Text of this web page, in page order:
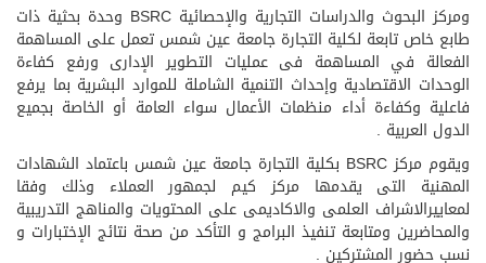
ومركز البحوث والدراسات التجارية والإحصائية BSRC وحدة بحثية ذات
طابع خاص تابعة لكلية التجارة جامعة عين شمس تعمل على المساهمة
الفعالة في المساهمة فى عمليات التطوير الإدارى ورفع كفاءة
الوحدات الاقتصادية وإحداث التنمية الشاملة للموارد البشرية بما يرفع
فاعلية وكفاءة أداء منظمات الأعمال سواء العامة أو الخاصة بجميع
الدول العربية .
ويقوم مركز BSRC بكلية التجارة جامعة عين شمس باعتماد الشهادات
المهنية التى يقدمها مركز كيم لجمهور العملاء وذلك وفقا
لمعاييرالاشراف العلمى والاكاديمى على المحتويات والمناهج التدريبية
والمحاضرين ومتابعة تنفيذ البرامج و التأكد من صحة نتائج الإختبارات و
نسب حضور المشتركين .